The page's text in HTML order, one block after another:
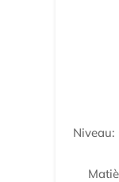
Niveau: